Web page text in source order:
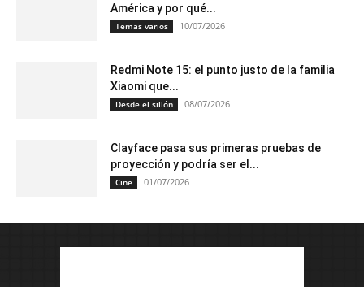
América y por qué...
Temas varios 10/07/2026
Redmi Note 15: el punto justo de la familia
Xiaomi que...
Desde el sillón 08/07/2026
Clayface pasa sus primeras pruebas de
proyección y podría ser el...
Cine 01/07/2026